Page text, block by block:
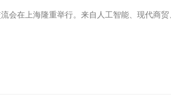
会在上海隆重举行。来自人工智能、现代商